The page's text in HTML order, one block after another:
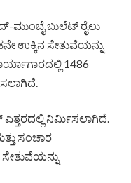
ಬುಲೆಟ್ ರೈಲು
ಉಕ್ಕಿನ ಸೇತುವೆಯನ್ನು
1486
ನಿರ್ಮಿಸಲಾಗಿದೆ.
ಸಂಚಾರ